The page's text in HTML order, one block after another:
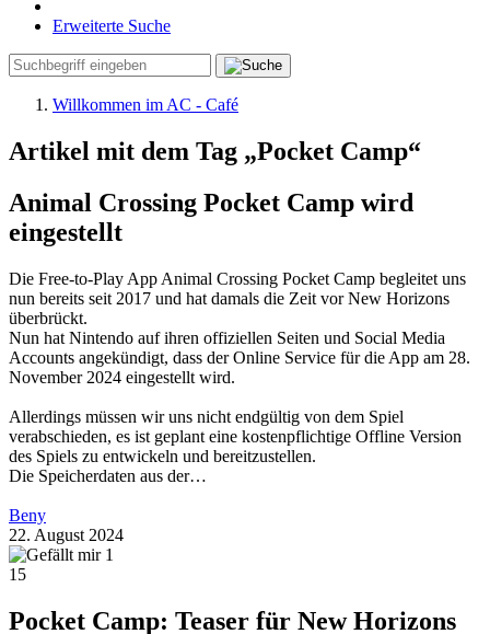
Erweiterte Suche
Willkommen im AC - Café
Artikel mit dem Tag „Pocket Camp“
Animal Crossing Pocket Camp wird
eingestellt
Die Free-to-Play App Animal Crossing Pocket Camp begleitet uns
nun bereits seit 2017 und hat damals die Zeit vor New Horizons
überbrückt.
Nun hat Nintendo auf ihren offiziellen Seiten und Social Media
Accounts angekündigt, dass der Online Service für die App am 28.
November 2024 eingestellt wird.
Allerdings müssen wir uns nicht endgültig von dem Spiel
verabschieden, es ist geplant eine kostenpflichtige Offline Version
des Spiels zu entwickeln und bereitzustellen.
Die Speicherdaten aus der…
Beny
22. August 2024
1
15
Pocket Camp: Teaser für New Horizons